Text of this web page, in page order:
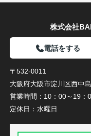
株式会社
電話をする
〒532-0011
大阪府大阪市淀川区西中
営業時間： 10：00～19：
定休日： 水曜日